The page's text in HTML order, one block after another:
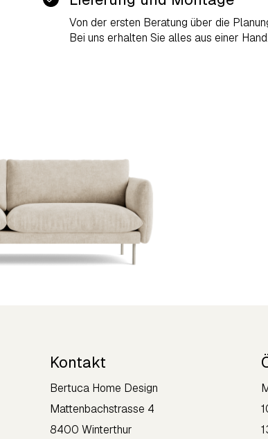
Von der ersten Beratung über die
Bei uns erhalten Sie alles aus einer Hand.
Kontakt
Bertuca Home Design
Mattenbachstrasse 4
8400 Winterthur